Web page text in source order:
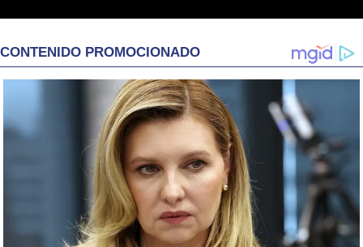
CONTENIDO PROMOCIONADO